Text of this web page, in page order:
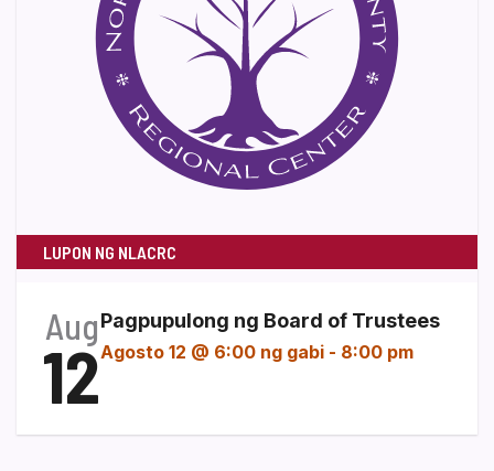
LUPON NG NLACRC
Aug
12
Pagpupulong ng Board of Trustees
Agosto 12 @ 6:00 ng gabi - 8:00 pm